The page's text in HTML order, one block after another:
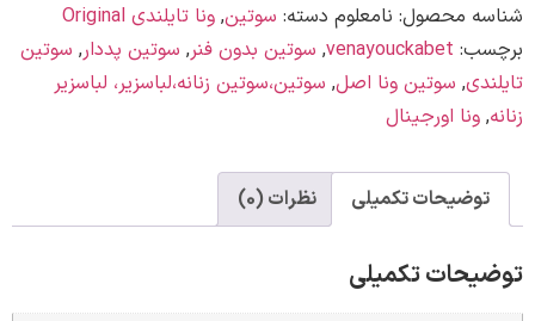
محصول:نامعلوم دسته: سوتین ,ونا تایلندی Original
venayouckabet
,سوتین بدون فنر,سوتین پددار, سوتین
,سوتین ونا اصل,سوتین،سوتین زنانه،لباسزیر، لباسزیر
ونا اورجینال
تکمیلی نظرات (0)
تکمیلی